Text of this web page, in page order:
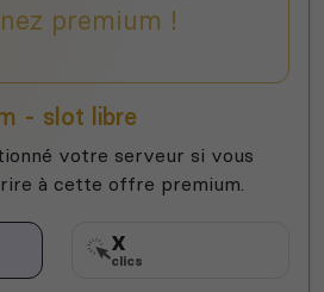
premium !
- slot libre
votre serveur si vous
à cette offre premium.
X
clics